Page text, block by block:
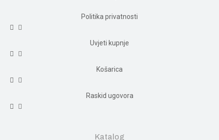
Politika privatnosti
Uvjeti kupnje
Košarica
Raskid ugovora
Katalog